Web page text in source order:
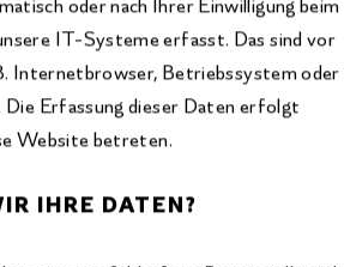
oder nach Ihrer Einwilligung beim
IT-Systeme erfasst. Das sind vor
Internetbrowser, Betriebssystem oder
Erfassung dieser Daten erfolgt
Website betreten.
IHRE DATEN?